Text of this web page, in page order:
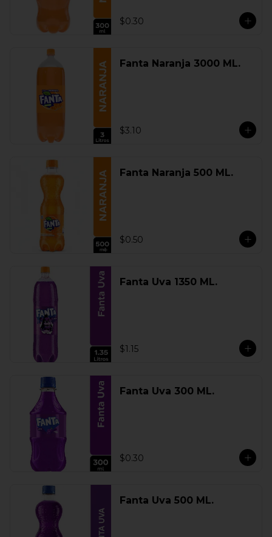
$0.30
Fanta Naranja 3000 ML.
$3.10
Fanta Naranja 500 ML.
$0.50
Fanta Uva 1350 ML.
$1.15
Fanta Uva 300 ML.
$0.30
Fanta Uva 500 ML.